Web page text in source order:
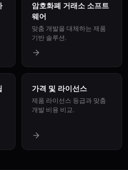
암호화폐 거래소 소프트
웨어
맞춤 개발을 대체하는 제품
기반 솔루션.
가격 및 라이선스
제품 라이선스 등급과 맞춤
개발 비용 비교.